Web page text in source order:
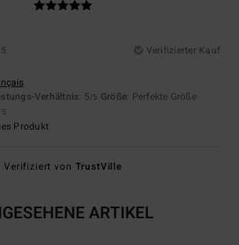
Verifizierter Kauf
Verhältnis: 5/5 Größe: Perfekte Größe
Produkt
Verifiziert von TrustVille
ARTIKEL